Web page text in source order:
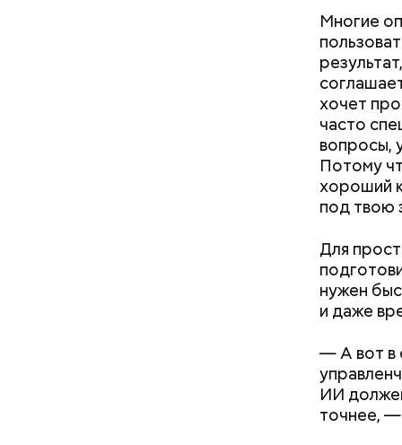
Многие
хочет
часто
вопросы,
Потому
хороший
под твою
Для
нужен
и даже
— А вот в
ИИ
точнее, —
— В дыне
С одной
помнить,